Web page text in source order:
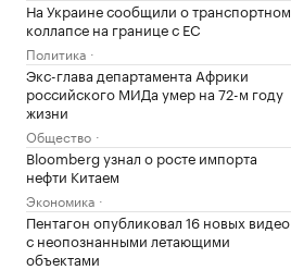
На Украине сообщили о транспортном
коллапсе на границе с ЕС
Политика
Экс-глава департамента Африки
российского МИДа умер на 72-м году
жизни
Общество
Bloomberg узнал о росте импорта
нефти Китаем
Экономика
Пентагон опубликовал 16 новых видео
с неопознанными летающими
объектами